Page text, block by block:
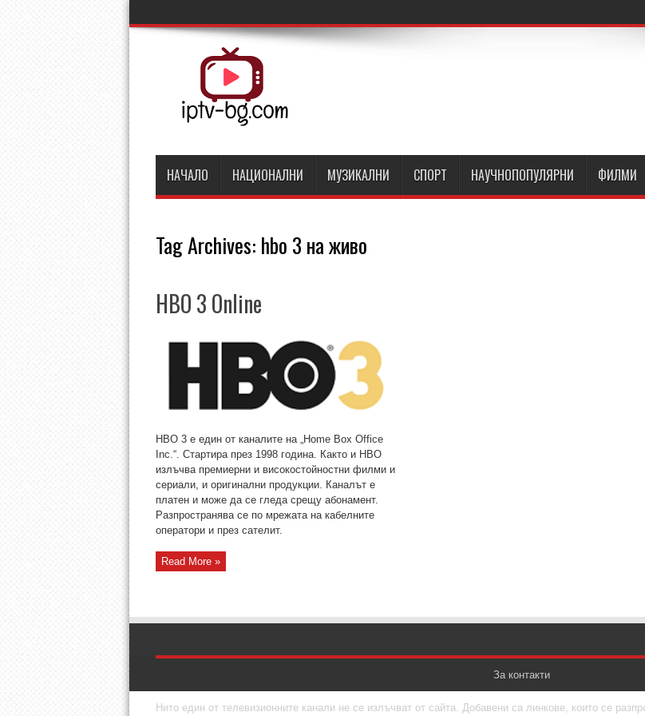
НАЧАЛО НАЦИОНАЛНИ МУЗИКАЛНИ СПОРТ НАУЧНОПОПУЛЯРНИ ФИЛМИ
Tag Archives: hbo 3 на живо
HBO 3 Online
HBO 3 е един от каналите на „Home Box Office
Inc.“. Стартира през 1998 година. Както и HBO
излъчва премиерни и високостойностни филми и
сериали, и оригинални продукции. Каналът е
платен и може да се гледа срещу абонамент.
Разпространява се по мрежата на кабелните
оператори и през сателит.
Read More »
За контакти
Нито един от телевизионните канали не се излъчват от сайта. Добавени са линкове, които се